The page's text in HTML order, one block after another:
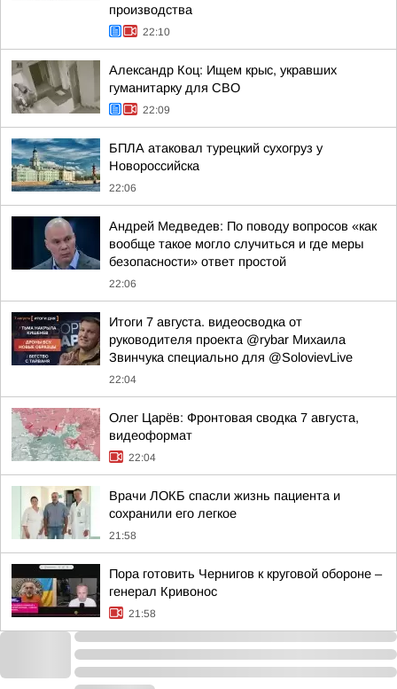
производства
22:10
Александр Коц: Ищем крыс, укравших
гуманитарку для СВО
22:09
БПЛА атаковал турецкий сухогруз у
Новороссийска
22:06
Андрей Медведев: По поводу вопросов «как
вообще такое могло случиться и где меры
безопасности» ответ простой
22:06
Итоги 7 августа. видеосводка от
руководителя проекта @rybar Михаила
Звинчука специально для @SolovievLive
22:04
Олег Царёв: Фронтовая сводка 7 августа,
видеоформат
22:04
Врачи ЛОКБ спасли жизнь пациента и
сохранили его легкое
21:58
Пора готовить Чернигов к круговой обороне –
генерал Кривонос
21:58